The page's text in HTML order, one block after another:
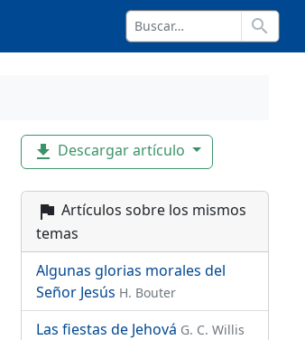
search
file_download Descargar artículo
flag Artículos sobre los mismos
temas
Algunas glorias morales del
Señor Jesús H. Bouter
Las fiestas de Jehová G. C. Willis